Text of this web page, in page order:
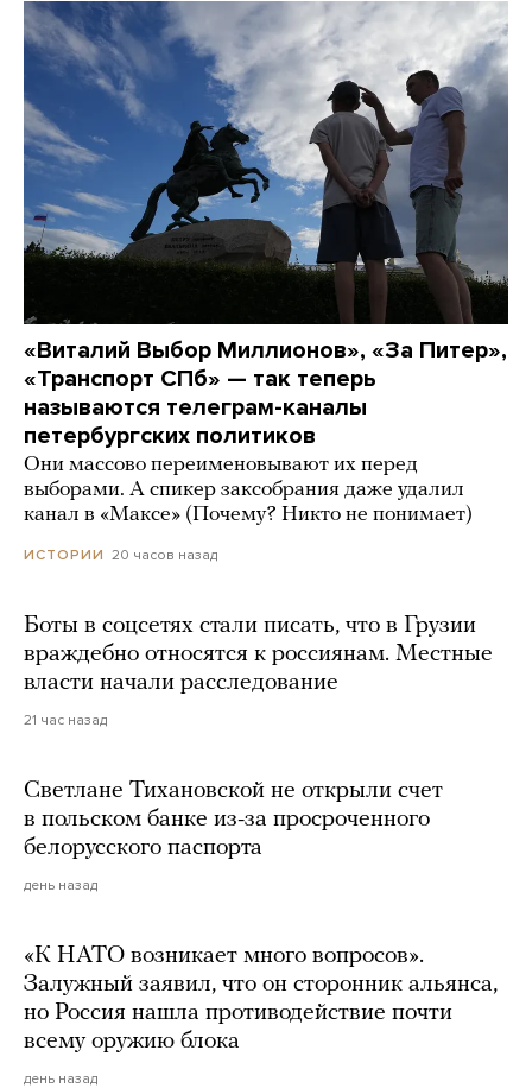
«Виталий Выбор Миллионов», «За Питер»,
«Транспорт СПб» — так теперь
называются телеграм-каналы
петербургских политиков
Они массово переименовывают их перед
выборами. А спикер заксобрания даже удалил
канал в «Максе» (Почему? Никто не понимает)
ИСТОРИИ 20 часов назад
Боты в соцсетях стали писать, что в Грузии
враждебно относятся к россиянам. Местные
власти начали расследование
21 час назад
Светлане Тихановской не открыли счет
в польском банке из-за просроченного
белорусского паспорта
день назад
«К НАТО возникает много вопросов».
Залужный заявил, что он сторонник альянса,
но Россия нашла противодействие почти
всему оружию блока
день назад